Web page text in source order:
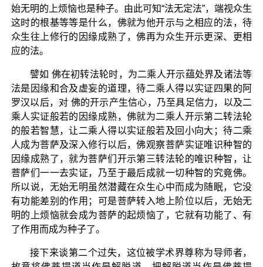
始无明的上烦恼也是种子。由此可知“法无定法”，端视众生
这时的根基等等是什么，佛就为他开示与之相应的法，待
众生往上修行的因缘成熟了，佛再为众生开示更深、更相
应的法。
譬如 佛在初转法轮时，为二乘人开示蕴处界及诸法等
法是因缘和合及虚妄的道理，待二乘人得以实证四果的阿
罗汉以后，对 佛的开示产生信心，乃至具足信力，以及二
乘人实证般若的因缘成熟，佛就为二乘人开示第二转法轮
的般若智慧，让二乘人得以实证般若及回小向大；待二乘
人成为菩萨及深入修行以后，佛观察菩萨实证唯识种智的
因缘成熟了，就为菩萨们开示第三转法轮的唯识种智，让
菩萨们一一去实证，乃至于最后成就一切种智的究竟佛。
所以说，无始无明虽然潜藏在众生心中而成为随眠，它没
有功能差别的作用；可是菩萨转入地上阶位以后，无始无
明的上烦恼就会成为菩萨的起烦恼了，它就有功能了、有
了作用而成为种子了。
接下来谈第二个过失，这位被学术界尊称为导师者，